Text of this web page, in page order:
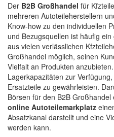
Der B2B Großhandel für
mehreren Autoteileherstellern
Know-how zu den individuellen
und Bezugsquellen ist häufig
aus vielen verlässlichen
Großhandel möglich, seinen
Vielfalt an Produkten
Lagerkapazitäten zur
Ersatzteile zu gewährleisten.
Börsen für den B2B
online Autoteilemarkplatz
Absatzkanal darstellt und eine
werden kann.